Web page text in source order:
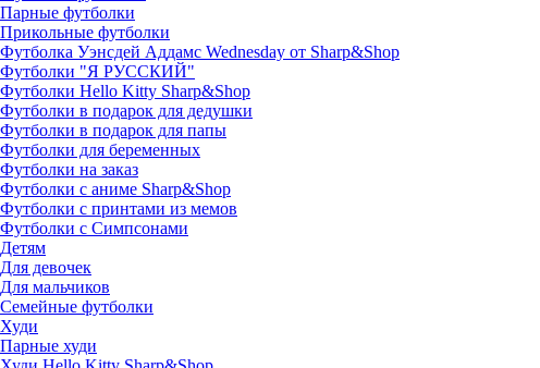
Парные футболки
Прикольные футболки
Футболка Уэнсдей Аддамс Wednesday от Sharp&Shop
Футболки "Я РУССКИЙ"
Футболки Hello Kitty Sharp&Shop
Футболки в подарок для дедушки
Футболки в подарок для папы
Футболки для беременных
Футболки на заказ
Футболки с аниме Sharp&Shop
Футболки с принтами из мемов
Футболки с Симпсонами
Детям
Для девочек
Для мальчиков
Семейные футболки
Худи
Парные худи